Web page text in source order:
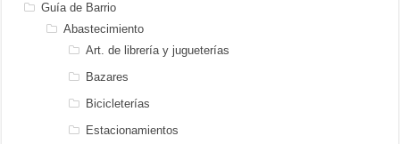
Guía de Barrio
Abastecimiento
Art. de librería y jugueterías
Bazares
Bicicleterías
Estacionamientos